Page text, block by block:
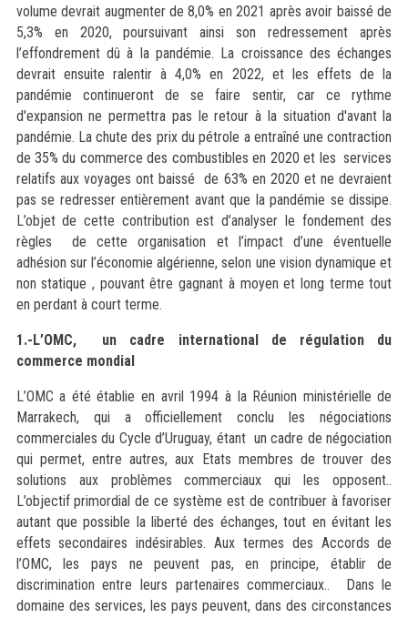
volume devrait augmenter de 8,0% en 2021 après avoir baissé de
5,3% en 2020, poursuivant ainsi son redressement après
l’effondrement dû à la pandémie. La croissance des échanges
devrait ensuite ralentir à 4,0% en 2022, et les effets de la
pandémie continueront de se faire sentir, car ce rythme
d'expansion ne permettra pas le retour à la situation d'avant la
pandémie. La chute des prix du pétrole a entraîné une contraction
de 35% du commerce des combustibles en 2020 et les services
relatifs aux voyages ont baissé de 63% en 2020 et ne devraient
pas se redresser entièrement avant que la pandémie se dissipe.
L’objet de cette contribution est d’analyser le fondement des
règles de cette organisation et l’impact d’une éventuelle
adhésion sur l’économie algérienne, selon une vision dynamique et
non statique , pouvant être gagnant à moyen et long terme tout
en perdant à court terme.
1.-L’OMC, un cadre international de régulation du
commerce mondial
L’OMC a été établie en avril 1994 à la Réunion ministérielle de
Marrakech, qui a officiellement conclu les négociations
commerciales du Cycle d’Uruguay, étant un cadre de négociation
qui permet, entre autres, aux Etats membres de trouver des
solutions aux problèmes commerciaux qui les opposent..
L’objectif primordial de ce système est de contribuer à favoriser
autant que possible la liberté des échanges, tout en évitant les
effets secondaires indésirables. Aux termes des Accords de
l’OMC, les pays ne peuvent pas, en principe, établir de
discrimination entre leurs partenaires commerciaux.. Dans le
domaine des services, les pays peuvent, dans des circonstances